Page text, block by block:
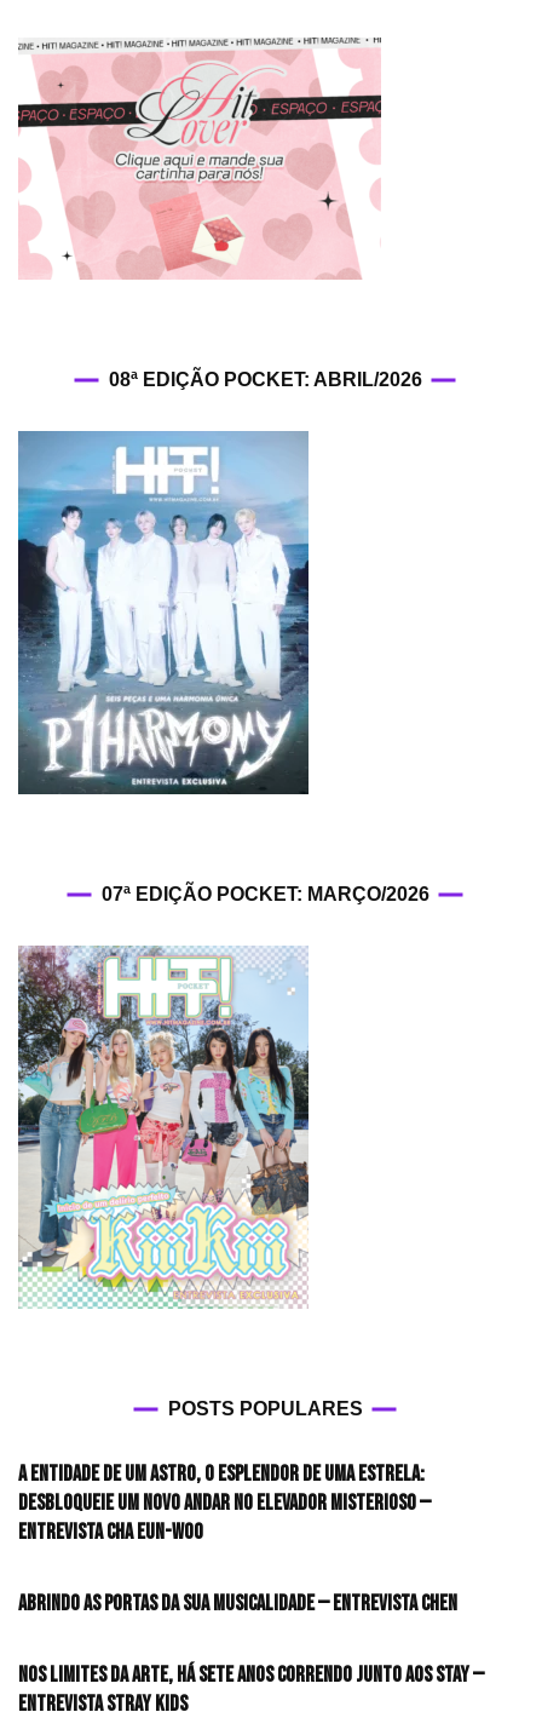
08ª EDIÇÃO POCKET: ABRIL/2026
07ª EDIÇÃO POCKET: MARÇO/2026
POSTS POPULARES
A entidade de um astro, o esplendor de uma estrela:
desbloqueie um novo andar no elevador misterioso —
Entrevista CHA EUN-WOO
Abrindo as portas da sua musicalidade — Entrevista CHEN
Nos limites da arte, há sete anos correndo junto aos STAY —
Entrevista Stray Kids